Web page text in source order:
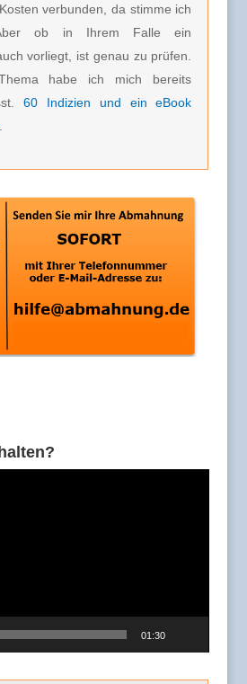
verbunden, da stimme ich
ob in Ihrem Falle ein
vorliegt, ist genau zu prüfen.
habe ich mich bereits
60 Indizien und ein eBook
01:30